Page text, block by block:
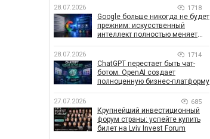
влияет на эффективность
кампаний
28.07.2026 1718
Google больше никогда не будет
прежним: искусственный
интеллект полностью меняет
28.07.2026 1714
ChatGPT перестает быть чат-
ботом. OpenAI создает
полноценную бизнес-платформу
27.07.2026 685
Крупнейший инвестиционный
форум страны: успейте купить
билет на Lviv Invest Forum